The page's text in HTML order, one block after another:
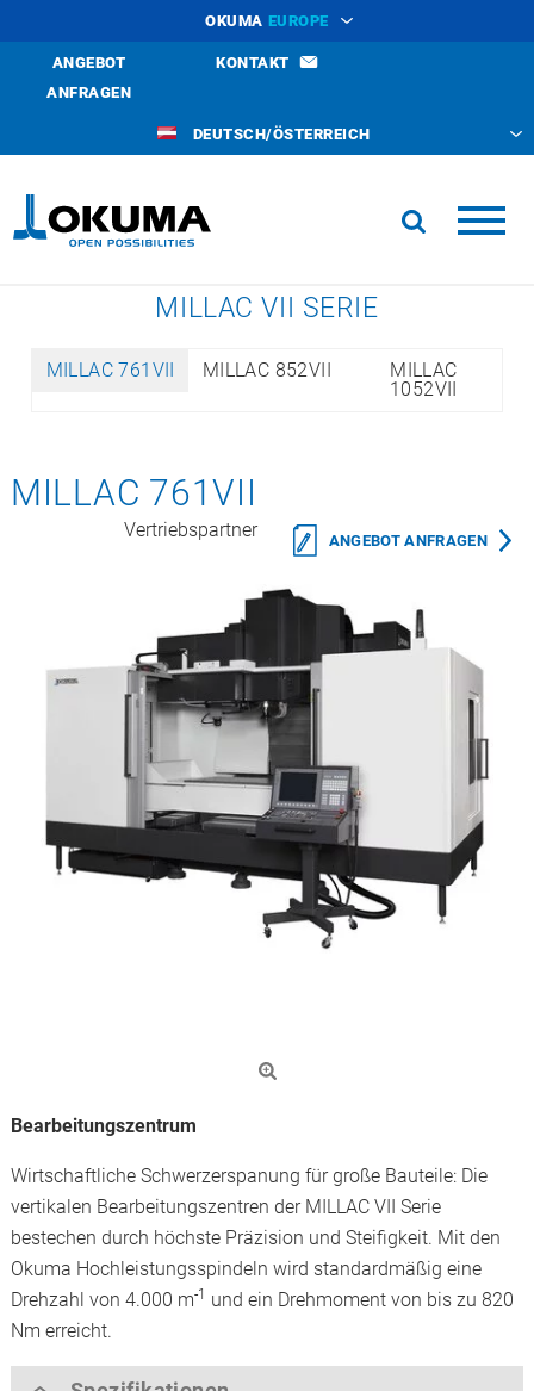
OKUMA EUROPE
ANGEBOT
ANFRAGEN
KONTAKT
DEUTSCH/ÖSTERREICH
MILLAC VII SERIE
MILLAC 761VII MILLAC 852VII
MILLAC
1052VII
MILLAC 761VII
Vertriebspartner ANGEBOT ANFRAGEN
Bearbeitungszentrum
Wirtschaftliche Schwerzerspanung für große Bauteile: Die
vertikalen Bearbeitungszentren der MILLAC VII Serie
bestechen durch höchste Präzision und Steifigkeit. Mit den
Okuma Hochleistungsspindeln wird standardmäßig eine
Drehzahl von 4.000 m-1 und ein Drehmoment von bis zu 820
Nm erreicht.